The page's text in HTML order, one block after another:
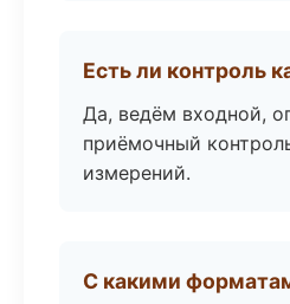
Есть ли контроль
Да, ведём входной,
приёмочный
измерений.
С какими